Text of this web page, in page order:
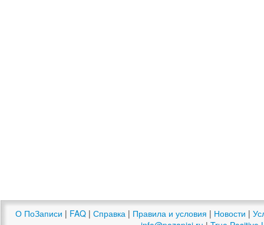
О ПоЗаписи | FAQ | Справка | Правила и условия | Новости |